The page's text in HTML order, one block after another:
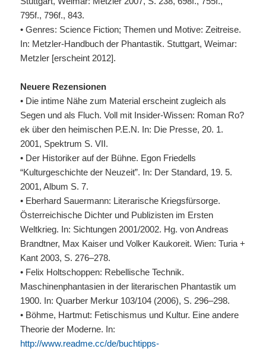
795f., 796f., 843.
• Genres: Science Fiction; Themen und Motive: Zeitreise.
In: Metzler-Handbuch der Phantastik. Stuttgart, Weimar:
Metzler [erscheint 2012].
Neuere Rezensionen
• Die intime Nähe zum Material erscheint zugleich als
Segen und als Fluch. Voll mit Insider-Wissen: Roman Ro?
ek über den heimischen P.E.N. In: Die Presse, 20. 1.
2001, Spektrum S.VII.
• Der Historiker auf der Bühne. Egon Friedells
“Kulturgeschichte der Neuzeit”. In: Der Standard, 19. 5.
2001, Album S. 7.
• Eberhard Sauermann: Literarische Kriegsfürsorge.
Österreichische Dichter und Publizisten im Ersten
Weltkrieg. In: Sichtungen 2001/2002. Hg. von Andreas
Brandtner, Max Kaiser und Volker Kaukoreit. Wien: Turia +
Kant 2003, S. 276–278.
• Felix Holtschoppen: Rebellische Technik.
Maschinenphantasien in der literarischen Phantastik um
1900. In: Quarber Merkur 103/104 (2006), S. 296–298.
• Böhme, Hartmut: Fetischismus und Kultur. Eine andere
Theorie der Moderne. In:
http://www.readme.cc/de/buchtipps-